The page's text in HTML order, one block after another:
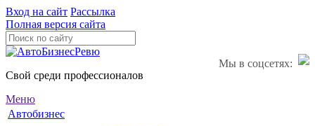
Вход на сайт Рассылка
Полная версия сайта
Мы в соцсетях:
Свой среди профессионалов
Меню
Автобизнес